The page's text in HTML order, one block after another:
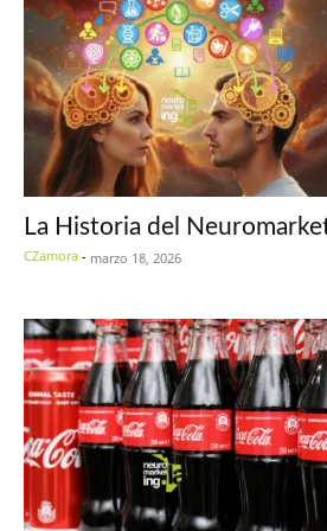
La Historia del
CZamora - marzo 18, 2026